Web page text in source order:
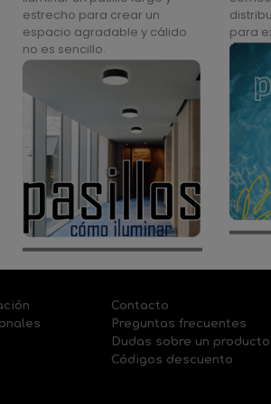
estrecho para crear un
espacio agradable y cálido
no es sencillo.
para
Contacto
Preguntas frecuentes
Dudas sobre un producto
Códigos descuento